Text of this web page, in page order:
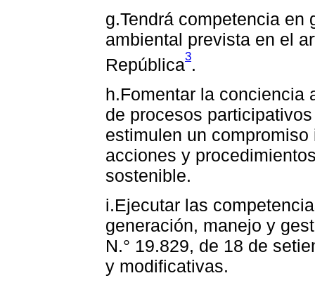
g.Tendrá competencia en
ambiental prevista en el
República3.
h.Fomentar la conciencia
de procesos
estimulen un
acciones y
sostenible.
i.Ejecutar las
generación, manejo y
N.° 19.829, de 18 de
y modificativas.